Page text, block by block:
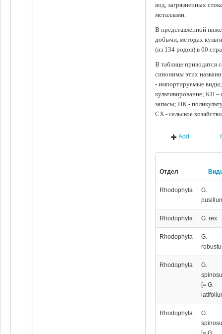
вод, загрязненных
металлами.
В представленной
добычи, методах
(из 134 родов) в 60
В таблице приводятся
синонимы этих
- импортируемые
культивирование; КП
запасы; ПК -
СХ - сельское
Add
Отдел
Rhodophyta
G.
Rhodophyta G. rex
Rhodophyta
G.
Rhodophyta
G.
[= G.
Rhodophyta
G.